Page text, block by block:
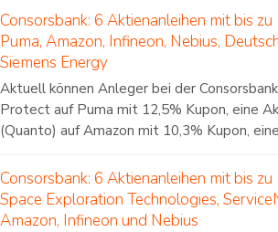
Consorsbank: 6 Aktienanleihen mit bis
Puma, Amazon, Infineon, Nebius,
Siemens Energy
Aktuell können Anleger bei der
Protect auf Puma mit 12,5% Kupon, eine
(Quanto) auf Amazon mit 10,3% Kupon,
Consorsbank: 6 Aktienanleihen mit bis
Space Exploration Technologies,
Amazon, Infineon und Nebius